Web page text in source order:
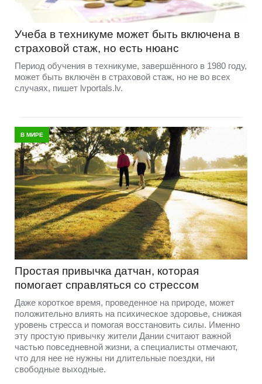
Учеба в техникуме может быть включена в
страховой стаж, но есть нюанс
Период обучения в техникуме, завершённого в 1980 году,
может быть включён в страховой стаж, но не во всех
случаях, пишет lvportals.lv.
В МИРЕ
Простая привычка датчан, которая
помогает справляться со стрессом
Даже короткое время, проведенное на природе, может
положительно влиять на психическое здоровье, снижая
уровень стресса и помогая восстановить силы. Именно
эту простую привычку жители Дании считают важной
частью повседневной жизни, а специалисты отмечают,
что для нее не нужны ни длительные поездки, ни
свободные выходные.